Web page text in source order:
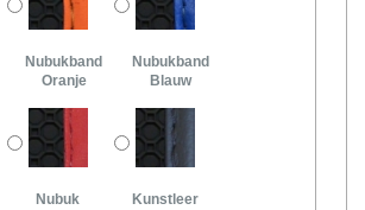
Nubukband
Oranje
Nubukband
Blauw
Nubuk
Kunstleer